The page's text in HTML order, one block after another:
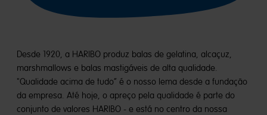
Desde 1920, a HARIBO produz balas de gelatina, alcaçuz,
marshmallows e balas mastigáveis de alta qualidade.
"Qualidade acima de tudo” é o nosso lema desde a fundação
da empresa. Até hoje, o apreço pela qualidade é parte do
conjunto de valores HARIBO - e está no centro da nossa